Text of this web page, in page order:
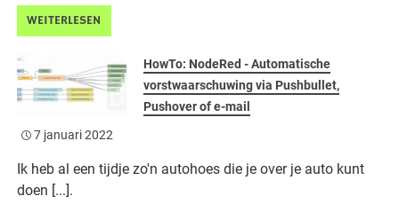
WEITERLESEN
HowTo: NodeRed - Automatische
vorstwaarschuwing via Pushbullet,
Pushover of e-mail
7 januari 2022
Ik heb al een tijdje zo'n autohoes die je over je auto kunt
doen [...].